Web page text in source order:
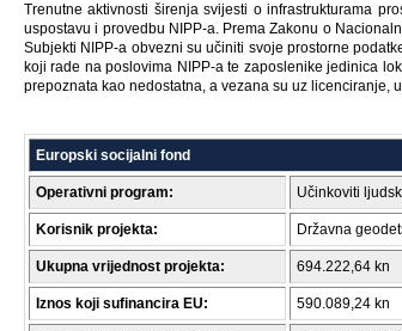
Trenutne aktivnosti širenja svijesti o infrastrukturama
uspostavu i provedbu NIPP-a. Prema Zakonu o
Subjekti NIPP-a obvezni su učiniti svoje prostorne
koji rade na poslovima NIPP-a te zaposlenike jedinica
prepoznata kao nedostatna, a vezana su uz licenciranje,
Europski socijalni fond
Operativni program: Učinkoviti
Korisnik projekta: Državna
Ukupna vrijednost projekta: 694.222,64 kn
Iznos koji sufinancira EU: 590.089,24 kn